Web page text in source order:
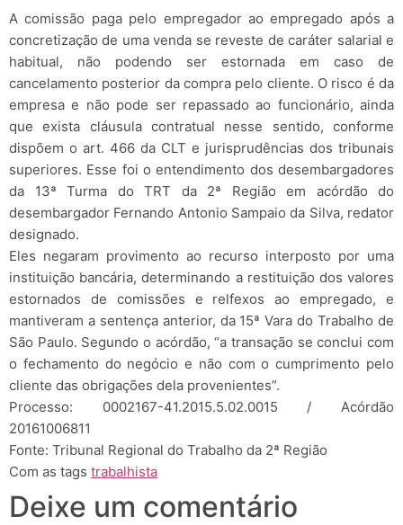
A comissão paga pelo empregador ao empregado após a
concretização de uma venda se reveste de caráter salarial e
habitual, não podendo ser estornada em caso de
cancelamento posterior da compra pelo cliente. O risco é da
empresa e não pode ser repassado ao funcionário, ainda
que exista cláusula contratual nesse sentido, conforme
dispõem o art. 466 da CLT e jurisprudências dos tribunais
superiores. Esse foi o entendimento dos desembargadores
da 13ª Turma do TRT da 2ª Região em acórdão do
desembargador Fernando Antonio Sampaio da Silva, redator
designado.
Eles negaram provimento ao recurso interposto por uma
instituição bancária, determinando a restituição dos valores
estornados de comissões e relfexos ao empregado, e
mantiveram a sentença anterior, da 15ª Vara do Trabalho de
São Paulo. Segundo o acórdão, “a transação se conclui com
o fechamento do negócio e não com o cumprimento pelo
cliente das obrigações dela provenientes”.
Processo: 0002167-41.2015.5.02.0015 / Acórdão
20161006811
Fonte: Tribunal Regional do Trabalho da 2ª Região
Com as tags trabalhista
Deixe um comentário